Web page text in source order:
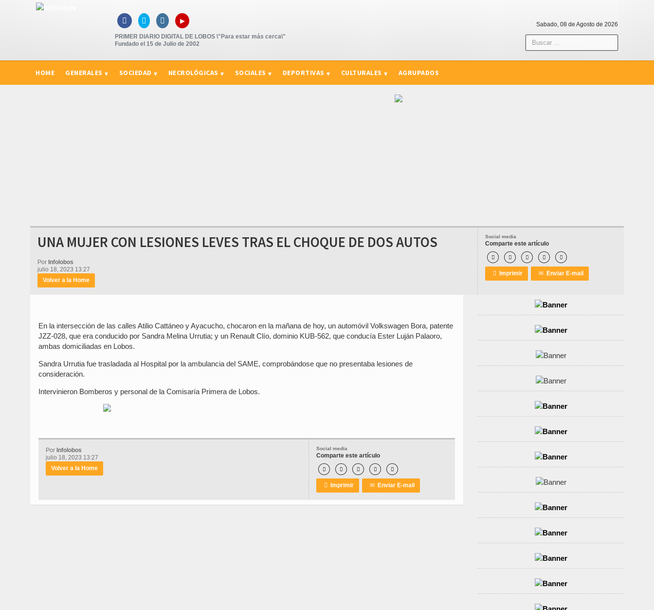
   ▸
PRIMER DIARIO DIGITAL DE LOBOS \"Para estar más cerca\"
Fundado el 15 de Julio de 2002
Sabado, 08 de Agosto de 2026
HOME GENERALES SOCIEDAD NECROLÓGICAS SOCIALES DEPORTIVAS CULTURALES AGRUPADOS
Social media
Comparte este artículo
    
 Imprimir ✉ Enviar E-mail
UNA MUJER CON LESIONES LEVES TRAS EL CHOQUE DE DOS AUTOS
Por Infolobos
julio 18, 2023 13:27
Volver a la Home
En la intersección de las calles Atilio Cattáneo y Ayacucho, chocaron en la mañana de hoy, un automóvil Volkswagen Bora, patente
JZZ-028, que era conducido por Sandra Melina Urrutia; y un Renault Clío, dominio KUB-562, que conducía Ester Luján Palaoro,
ambas domiciliadas en Lobos.
Sandra Urrutia fue trasladada al Hospital por la ambulancia del SAME, comprobándose que no presentaba lesiones de
consideración.
Intervinieron Bomberos y personal de la Comisaría Primera de Lobos.
Social media
Comparte este artículo
    
 Imprimir ✉ Enviar E-mail
Por Infolobos
julio 18, 2023 13:27
Volver a la Home